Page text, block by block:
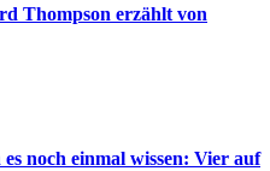
Thompson erzählt von
noch einmal wissen: Vier auf